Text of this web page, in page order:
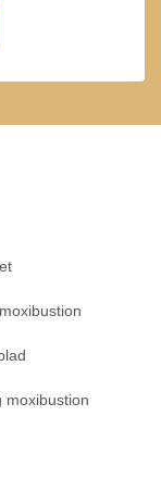
moxibustion
moxibustion